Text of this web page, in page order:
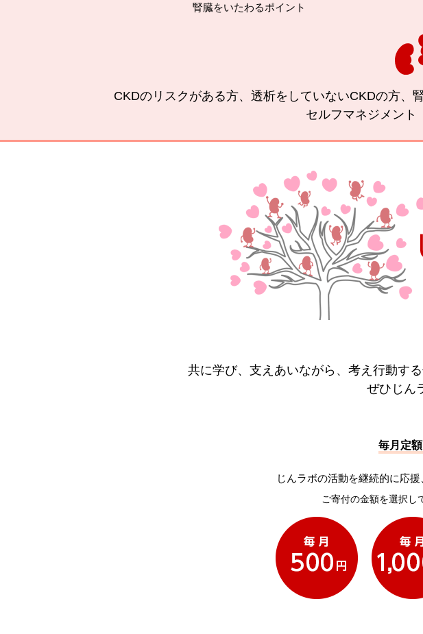
腎臓をいたわるポイント 減塩
CKDのリスクがある方、透析をしていないCKDの方、
セルフマネジメント
共に学び、支えあいながら、考え行動す
ぜひじん
毎月定
じんラボの活動を継続的に応
ご寄付の金額を選択し